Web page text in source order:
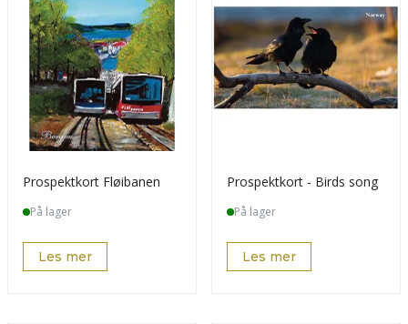
Prospektkort Fløibanen
På lager
Les mer
Prospektkort - Birds song
På lager
Les mer